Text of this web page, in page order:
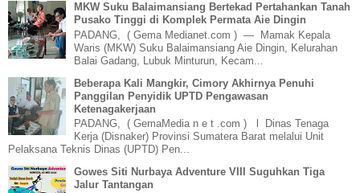
MKW Suku Balaimansiang Bertekad Pertahankan Tanah
Pusako Tinggi di Komplek Permata Aie Dingin
PADANG, ( Gema Medianet.com ) — Mamak Kepala
Waris (MKW) Suku Balaimansiang Aie Dingin, Kelurahan
Balai Gadang, Lubuk Minturun, Kecam...
Beberapa Kali Mangkir, Cimory Akhirnya Penuhi
Panggilan Penyidik UPTD Pengawasan
Ketenagakerjaan
PADANG, ( GemaMedia n e t .com ) l Dinas Tenaga
Kerja (Disnaker) Provinsi Sumatera Barat melalui Unit
Pelaksana Teknis Dinas (UPTD) Pen...
Gowes Siti Nurbaya Adventure VIII Suguhkan Tiga
Jalur Tantangan